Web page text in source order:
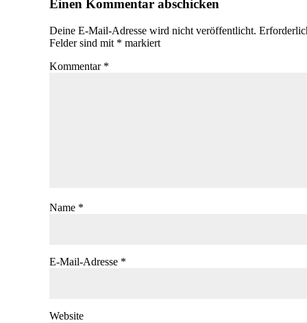
Einen Kommentar abschicken
Deine E-Mail-Adresse wird nicht veröffentlicht.
Felder sind mit * markiert
Kommentar *
Name *
E-Mail-Adresse *
Website